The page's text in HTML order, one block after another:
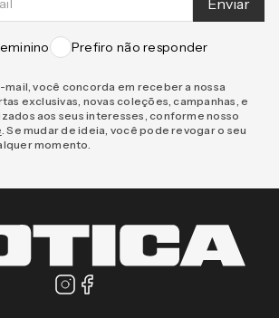
Enviar
Prefiro não responder
você concorda em receber a nossa
exclusivas, novas coleções, campanhas, e
aos seus interesses, conforme nosso
. Se mudar de ideia, você pode revogar o seu
momento.